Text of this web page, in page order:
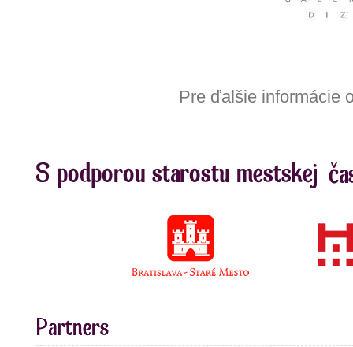
Pre ďalšie informácie